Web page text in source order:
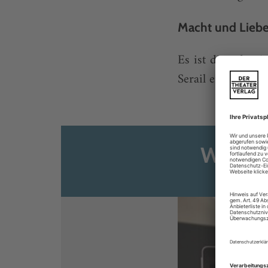
Macht und
Es ist dies, der
Serail eines
Sie